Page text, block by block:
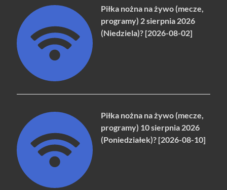
Piłka nożna na żywo (mecze,
programy) 2 sierpnia 2026
(Niedziela)? [2026-08-02]
Piłka nożna na żywo (mecze,
programy) 10 sierpnia 2026
(Poniedziałek)? [2026-08-10]